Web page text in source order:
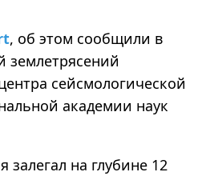
, об этом сообщили в
землетрясений
сейсмологической
академии наук
залегал на глубине 12